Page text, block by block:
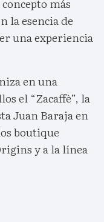
más
la esencia de
una experiencia
en una
el “Zacaffè”, la
Juan Baraja en
boutique
y a la línea